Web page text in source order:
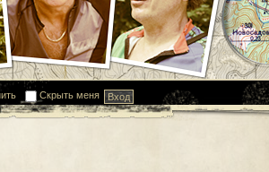
Скрыть меня